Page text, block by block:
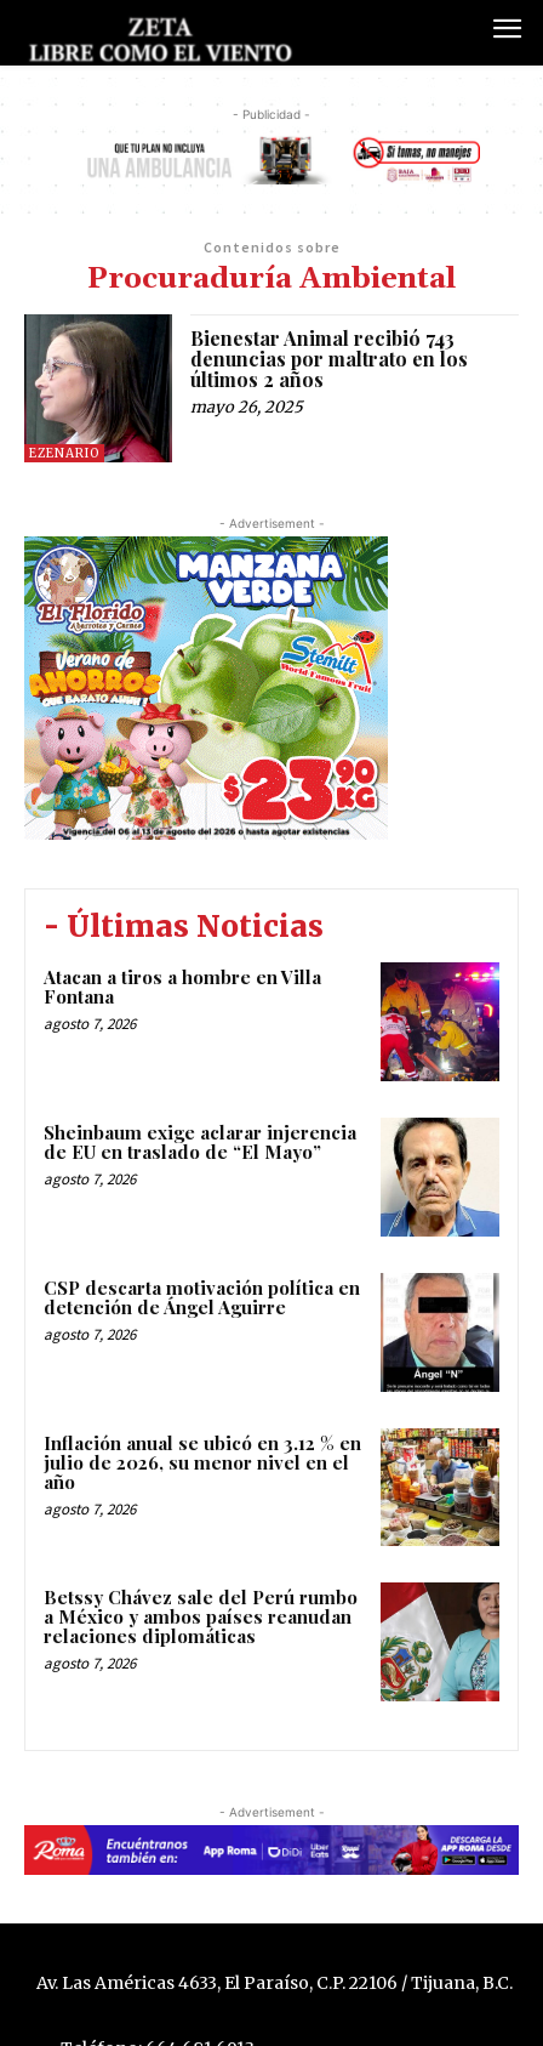
- Publicidad -
Contenidos sobre
Procuraduría Ambiental
EZENARIO
Bienestar Animal recibió 743
denuncias por maltrato en los
últimos 2 años
mayo 26, 2025
- Advertisement -
- Últimas Noticias
Atacan a tiros a hombre en Villa
Fontana
agosto 7, 2026
Sheinbaum exige aclarar injerencia
de EU en traslado de “El Mayo”
agosto 7, 2026
CSP descarta motivación política en
detención de Ángel Aguirre
agosto 7, 2026
Inflación anual se ubicó en 3.12 % en
julio de 2026, su menor nivel en el
año
agosto 7, 2026
Betssy Chávez sale del Perú rumbo
a México y ambos países reanudan
relaciones diplomáticas
agosto 7, 2026
- Advertisement -
Av. Las Américas 4633, El Paraíso, C.P. 22106 / Tijuana, B.C.